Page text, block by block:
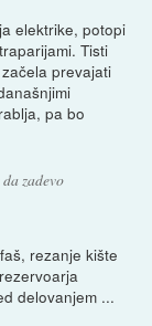
elektrike, potopi
Tisti
prevajati
pa bo
zadevo
rezanje kište
delovanjem ...